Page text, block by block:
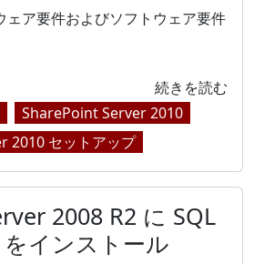
ェア要件およびソフトウェア要件
続きを読む
SharePoint Server 2010
2010 セットアップ
2008 R2 に SQL
インストール